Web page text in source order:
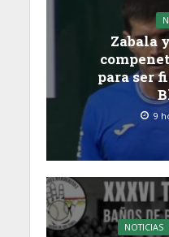
Zabala
para ser
9
NOTICIAS